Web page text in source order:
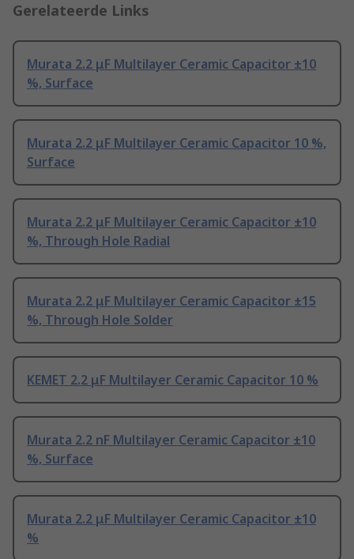
Gerelateerde Links
Murata 2.2 μF Multilayer Ceramic Capacitor ±10
%, Surface
Murata 2.2 μF Multilayer Ceramic Capacitor 10 %,
Surface
Murata 2.2 μF Multilayer Ceramic Capacitor ±10
%, Through Hole Radial
Murata 2.2 μF Multilayer Ceramic Capacitor ±15
%, Through Hole Solder
KEMET 2.2 μF Multilayer Ceramic Capacitor 10 %
Murata 2.2 nF Multilayer Ceramic Capacitor ±10
%, Surface
Murata 2.2 μF Multilayer Ceramic Capacitor ±10
%